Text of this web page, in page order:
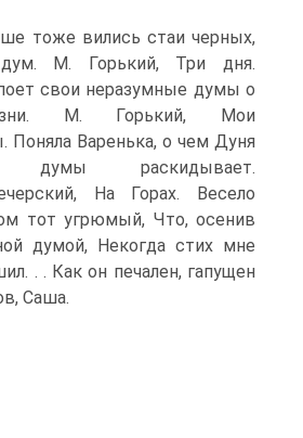
тоже вились стаи черных,
М. Горький, Три дня.
свои неразумные думы о
М. Горький, Мои
Поняла Варенька, о чем Дуня
думы раскидывает.
На Горах. Весело
тот угрюмый, Что, осенив
думой, Некогда стих мне
. . Как он печален, гапущен
Саша.